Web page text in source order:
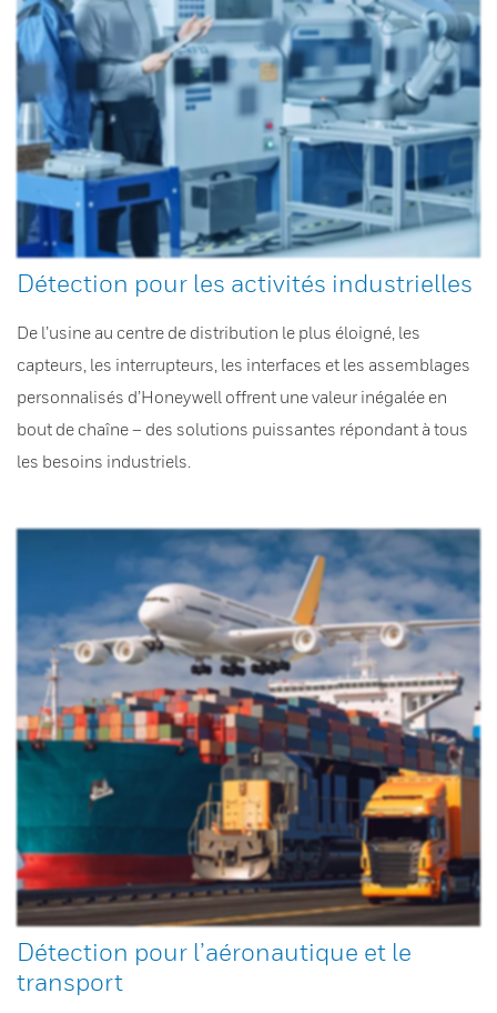
Détection pour les activités industrielles
De l’usine au centre de distribution le plus éloigné, les
capteurs, les interrupteurs, les interfaces et les assemblages
personnalisés d’Honeywell offrent une valeur inégalée en
bout de chaîne – des solutions puissantes répondant à tous
les besoins industriels.
Détection pour l’aéronautique et le
transport